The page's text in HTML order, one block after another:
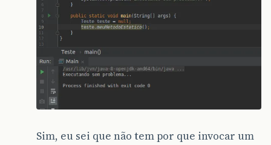
Sim, eu sei que não tem por que invocar um